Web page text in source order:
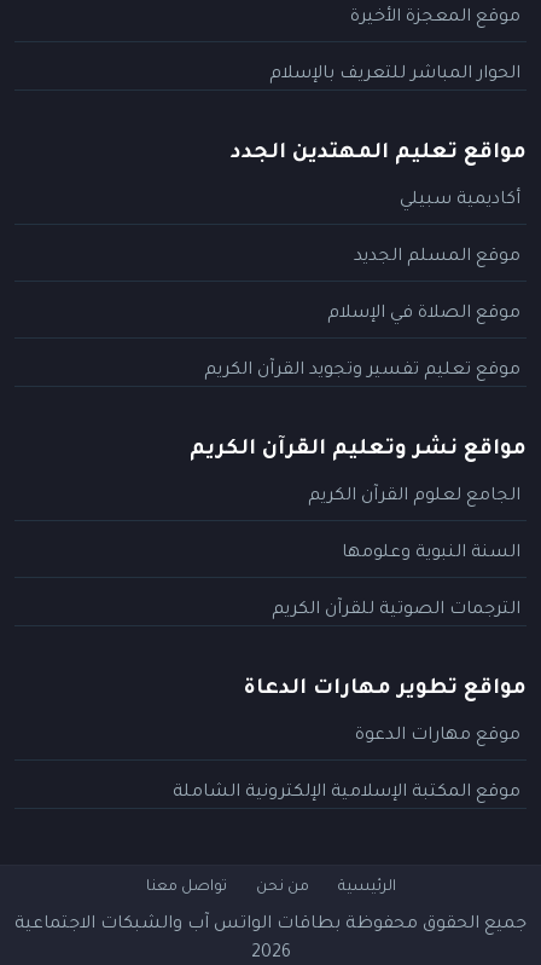
موقع المعجزة الأخيرة
الحوار المباشر للتعريف بالإسلام
مواقع تعليم المهتدين الجدد
أكاديمية سبيلي
موقع المسلم الجديد
موقع الصلاة في الإسلام
موقع تعليم تفسير وتجويد القرآن الكريم
مواقع نشر وتعليم القرآن الكريم
الجامع لعلوم القرآن الكريم
السنة النبوية وعلومها
الترجمات الصوتية للقرآن الكريم
مواقع تطوير مهارات الدعاة
موقع مهارات الدعوة
موقع المكتبة الإسلامية الإلكترونية الشاملة
الرئيسية من نحن تواصل معنا
جميع الحقوق محفوظة بطاقات الواتس آب والشبكات الاجتماعية
2026